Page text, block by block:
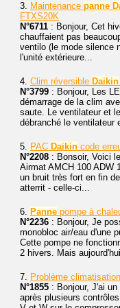
3. Maintenance panne
FTXS20K
N°6711 : Bonjour, Cet
chauffaient pas
ventilo (le mode silence
l'unité extérieure...
4. Clim réversible Daikin
N°3799 : Bonjour, Les
démarrage de la clim
saute. Le ventilateur et
débranché le ventilateur
5. PAC Daikin code
N°2208 : Bonsoir, Voici
Airmat AMCH 100 ADW
un bruit très fort en fin
atterrit - celle-ci...
6. Panne pompe à
N°2236 : Bonjour, Je
monobloc air/eau d'une
Cette pompe ne
2 hivers. Mais
7. Problème climatisation
N°1855 : Bonjour, J'ai
après plusieurs